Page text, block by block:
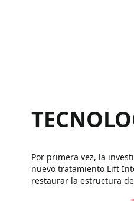
Por primera vez, la
nuevo tratamiento Lift
restaurar la estructura